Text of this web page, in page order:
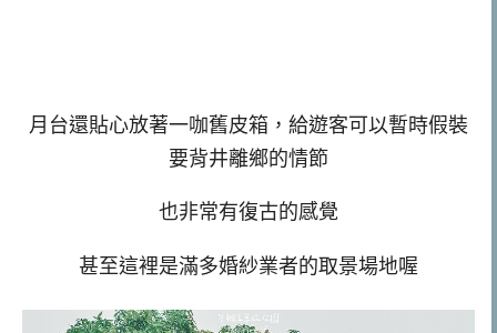
月台還貼心放著一咖舊皮箱，給遊客可以暫時假裝
要背井離鄉的情節
也非常有復古的感覺
甚至這裡是滿多婚紗業者的取景場地喔